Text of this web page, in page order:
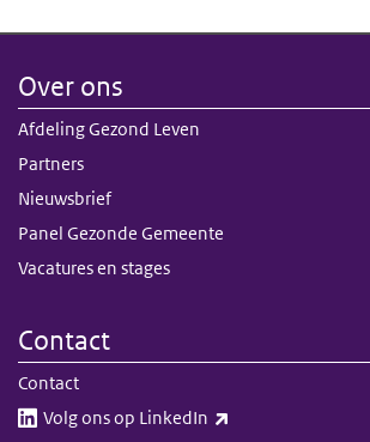
Over ons
Afdeling Gezond Leven
Partners
Nieuwsbrief
Panel Gezonde Gemeente
Vacatures en stages
Contact
Contact
Volg ons op LinkedIn​​